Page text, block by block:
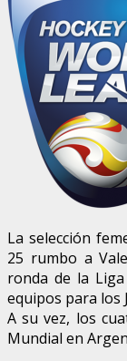
La selección
25 rumbo a
ronda de la
equipos para los
A su vez, los
Mundial en